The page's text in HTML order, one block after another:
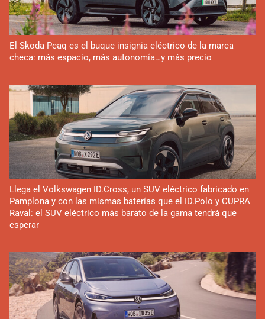
El Skoda Peaq es el buque insignia eléctrico de la marca
checa: más espacio, más autonomía…y más precio
Llega el Volkswagen ID.Cross, un SUV eléctrico fabricado en
Pamplona y con las mismas baterías que el ID.Polo y CUPRA
Raval: el SUV eléctrico más barato de la gama tendrá que
esperar